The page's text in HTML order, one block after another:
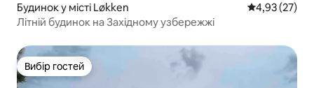
Будинок у місті Løkken Середня
4,93 (27)
Літній будинок на Західному узбережжі
Вибір гостей
Вибір гостей